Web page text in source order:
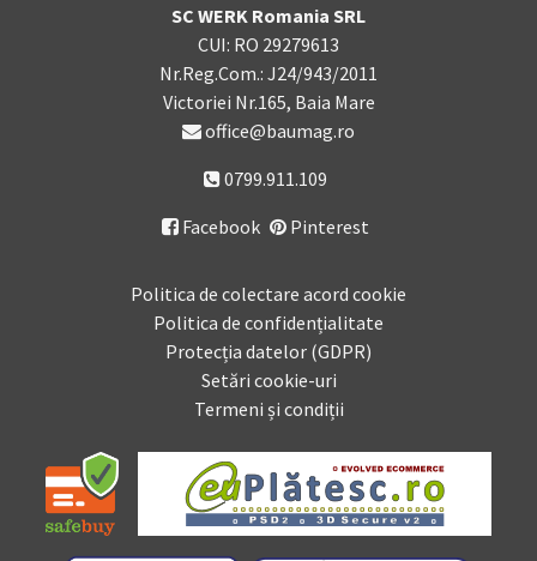
SC WERK Romania SRL
CUI: RO 29279613
Nr.Reg.Com.: J24/943/2011
Victoriei Nr.165, Baia Mare
office@baumag.ro
0799.911.109
 Facebook Pinterest
Politica de colectare acord cookie
Politica de confidențialitate
Protecția datelor (GDPR)
Setări cookie-uri
Termeni și condiții